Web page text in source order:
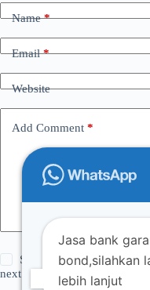
Name*
Email*
Website
Add Comment *
Save my name, email and
next time I comment.
Jasa bank
bond,silahkan
lebih lanjut